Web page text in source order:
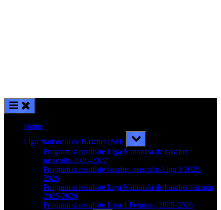
Home
Liga Nationala de Baschet (M/F)
Toggle
sub-
menu
Program si rezultate Liga Nationala de baschet
masculin 2026-2027
Program si rezultate baschet masculin Liga 1 2025-
2026
Program si rezultate Liga Nationala de baschet feminin
2025-2026
Program si rezultate Liga 1 Feminin, 2025-2026